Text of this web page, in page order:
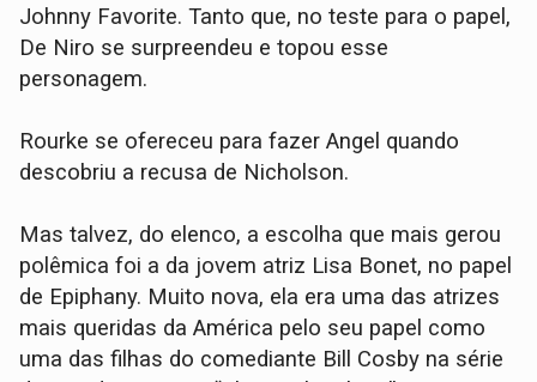
Johnny Favorite. Tanto que, no teste para o papel,
De Niro se surpreendeu e topou esse
personagem.
Rourke se ofereceu para fazer Angel quando
descobriu a recusa de Nicholson.
Mas talvez, do elenco, a escolha que mais gerou
polêmica foi a da jovem atriz Lisa Bonet, no papel
de Epiphany. Muito nova, ela era uma das atrizes
mais queridas da América pelo seu papel como
uma das filhas do comediante Bill Cosby na série